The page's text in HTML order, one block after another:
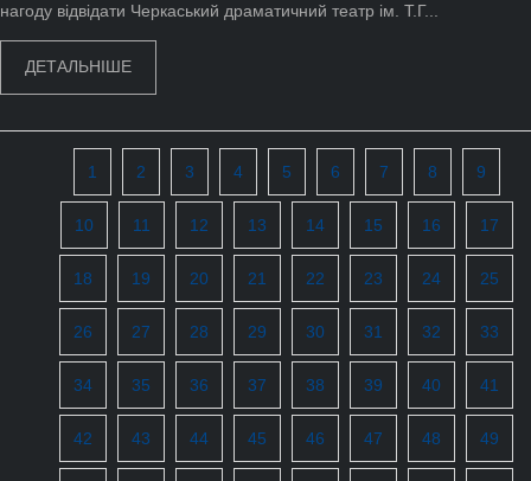
нагоду відвідати Черкаський драматичний театр ім. Т.Г...
ДЕТАЛЬНІШЕ
1 2 3 4 5 6 7 8 9
10 11 12 13 14 15 16 17
18 19 20 21 22 23 24 25
26 27 28 29 30 31 32 33
34 35 36 37 38 39 40 41
42 43 44 45 46 47 48 49